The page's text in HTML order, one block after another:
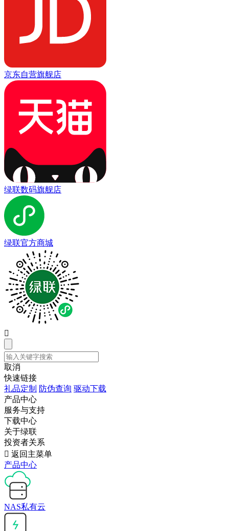
京东自营旗舰店
绿联数码旗舰店
绿联官方商城

取消
快速链接
礼品定制 防伪查询 驱动下载
产品中心
服务与支持
下载中心
关于绿联
投资者关系
 返回主菜单
产品中心
NAS私有云